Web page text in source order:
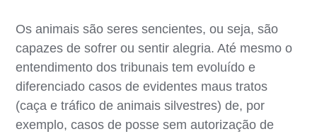
Os animais são seres sencientes, ou seja, são
capazes de sofrer ou sentir alegria. Até mesmo o
entendimento dos tribunais tem evoluído e
diferenciado casos de evidentes maus tratos
(caça e tráfico de animais silvestres) de, por
exemplo, casos de posse sem autorização de